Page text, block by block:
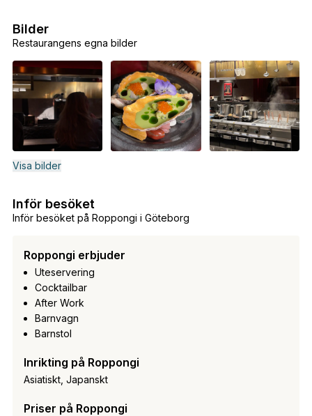
Restaurangens egna bilder
Bilder
Visa bilder
Inför besöket på Roppongi i Göteborg
Inför besöket
Roppongi erbjuder
Uteservering
Cocktailbar
After Work
Barnvagn
Barnstol
Inrikting på Roppongi
Asiatiskt, Japanskt
Priser på Roppongi